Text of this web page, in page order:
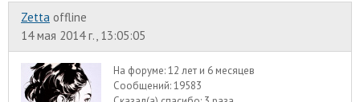
Zetta offline
14 мая 2014 г., 13:05:05
На форуме:12 лет и 6 месяцев
Сообщений:19583